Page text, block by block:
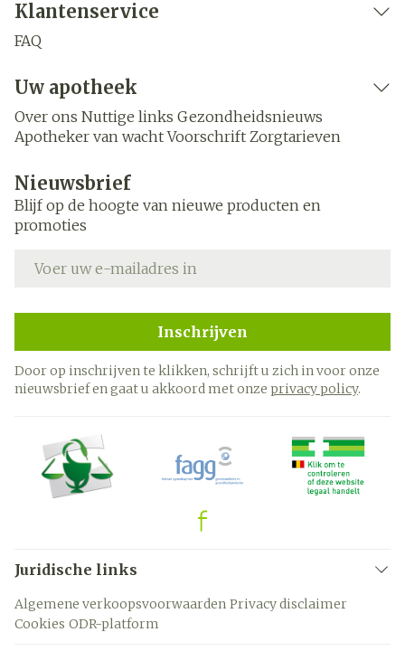
Klantenservice
FAQ
Uw apotheek
Over ons Nuttige links Gezondheidsnieuws
Apotheker van wacht Voorschrift Zorgtarieven
Nieuwsbrief
Blijf op de hoogte van nieuwe producten en
promoties
Inschrijven
Door op inschrijven te klikken, schrijft u zich in voor onze
nieuwsbrief en gaat u akkoord met onze privacy policy.
Juridische links
Algemene verkoopsvoorwaarden Privacy disclaimer
Cookies ODR-platform